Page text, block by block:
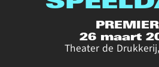
26 maart
Theater de